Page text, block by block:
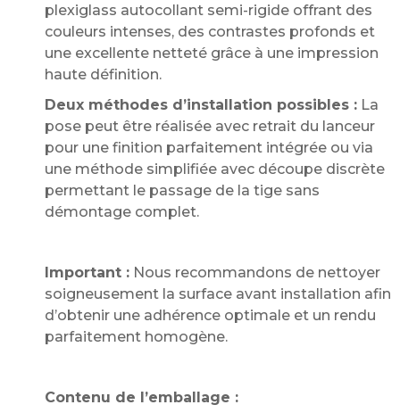
plexiglass autocollant semi-rigide offrant des
couleurs intenses, des contrastes profonds et
une excellente netteté grâce à une impression
haute définition.
Deux méthodes d’installation possibles : La
pose peut être réalisée avec retrait du lanceur
pour une finition parfaitement intégrée ou via
une méthode simplifiée avec découpe discrète
permettant le passage de la tige sans
démontage complet.
Important : Nous recommandons de nettoyer
soigneusement la surface avant installation afin
d’obtenir une adhérence optimale et un rendu
parfaitement homogène.
Contenu de l’emballage :